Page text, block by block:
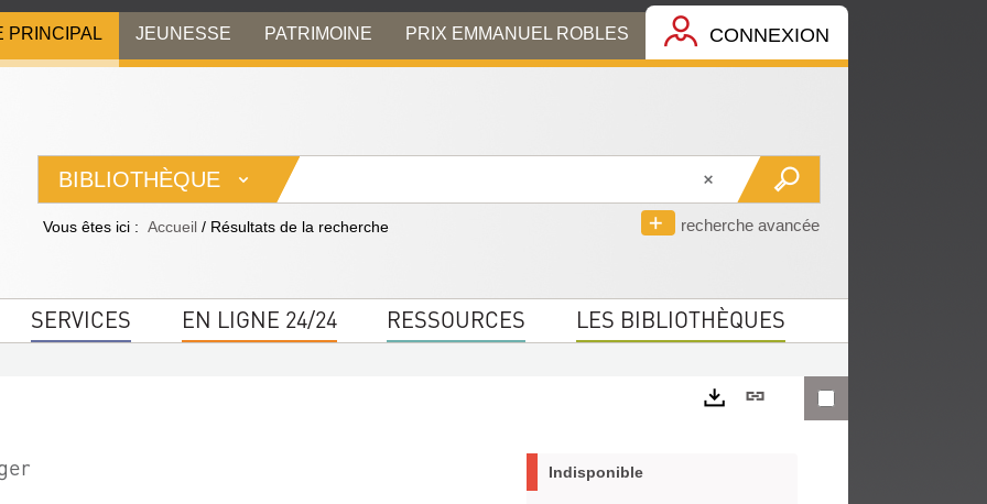
PRINCIPAL JEUNESSE PATRIMOINE PRIX EMMANUEL ROBLES CONNEXION
BIBLIOTHÈQUE
recherche avancée
Vous êtes ici : Accueil / Résultats de la recherche
SERVICES EN LIGNE 24/24 RESSOURCES LES BIBLIOTHÈQUES
Lien
Indisponible